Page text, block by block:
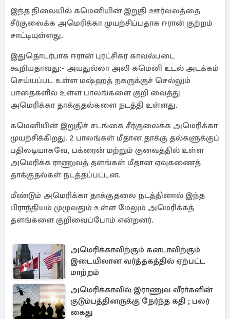
இந்த நிலையில் கமெனியின் இறுதி ஊர்வலத்தை
சீர்குலைக்க அமெரிக்கா முயற்சிப்பதாக ஈரான் குற்றம்
சாட்டியுள்ளது.
இதுதொடர்பாக ஈரான் புரட்சிகர காவல்படை
கூறியதாவது:- அயதுல்லா அலி கமெனி உடல் அடக்கம்
செய்யப்பட உள்ள மஷ்ஹத் நகருக்குச் செல்லும்
பாதைகளில் உள்ள பாலங்களை குறி வைத்து
அமெரிக்கா தாக்குதல்களை நடத்தி உள்ளது.
கமெனியின் இறுதிச் சடங்கை சீர்குலைக்க அமெரிக்கா
முயற்சிக்கிறது. 2 பாலங்கள் மீதான தாக்கு தல்களுக்குப்
பதிலடியாகவே, பக்ரைன் மற்றும் குவைத்தில் உள்ள
அமெரிக்க ராணுவத் தளங்கள் மீதான ஏவுகணைத்
தாக்குதல்கள் நடத்தப்பட்டன.
மீண்டும் அமெரிக்கா தாக்குதலை நடத்தினால் இந்த
பிராந்தியம் முழுவதும் உள்ள மேலும் அமெரிக்கத்
தளங்களை குறிவைப்போம் என்றனர்.
அமெரிக்காவிற்கும் கனடாவிற்கும்
இடையிலான வர்த்தகத்தில் ஏற்பட்ட
மாற்றம்
அமெரிக்காவில் இராணுவ வீரா்களின்
குடும்பத்தினருக்கு நேர்ந்த கதி ; பலர்
கைது